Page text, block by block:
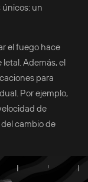
un
el fuego hace
Además, el
para
Por ejemplo,
de
cambio de